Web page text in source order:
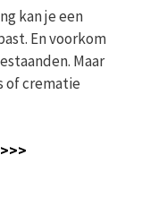
kan je een
En voorkom
Maar
of crematie